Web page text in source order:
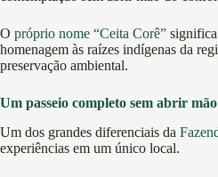
O próprio nome “Ceita Corê”
homenagem às raízes indígenas da
preservação ambiental.
Um passeio completo sem abrir
Um dos grandes diferenciais da
experiências em um único local.